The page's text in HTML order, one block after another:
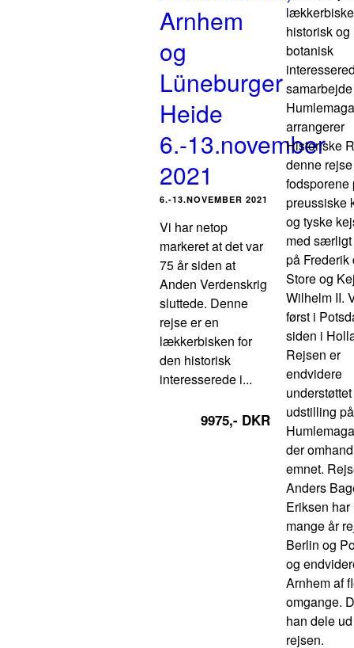
Arnhem
og
Lüneburger
Heide
6.-13.november
2021
6.-13.NOVEMBER 2021
Vi har netop
markeret at det var
75 år siden at
Anden Verdenskrig
sluttede. Denne
rejse er en
lækkerbisken for
den historisk
interesserede i...
9975,- DKR
historisk og
botanisk
arrangerer
Historiske
denne
fodsporene
preussiske
og tyske
med særligt
på Frederik
Store og
Wilhelm II.
først i
siden i
Rejsen er
endvidere
udstilling på
der
emnet.
Anders
Eriksen har
mange år
Berlin og
og
Arnhem af
omgange.
han dele
rejsen.